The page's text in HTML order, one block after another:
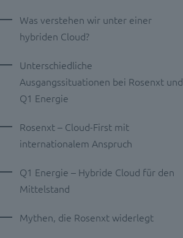
Was verstehen wir unter einer
hybriden Cloud?
Unterschiedliche
Ausgangssituationen bei Rosenxt und
Q1 Energie
Rosenxt – Cloud-First mit
internationalem Anspruch
Q1 Energie – Hybride Cloud für den
Mittelstand
Mythen, die Rosenxt widerlegt